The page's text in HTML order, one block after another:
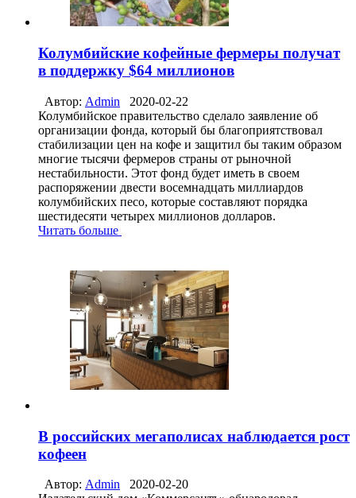
Колумбийские кофейные фермеры получат
в поддержку $64 миллионов
Автор: Admin
2020-02-22
Колумбийское правительство сделало заявление об
организации фонда, который бы благоприятствовал
стабилизации цен на кофе и защитил бы таким образом
многие тысячи фермеров страны от рыночной
нестабильности. Этот фонд будет иметь в своем
распоряжении двести восемнадцать миллиардов
колумбийских песо, которые составляют порядка
шестидесяти четырех миллионов долларов.
Читать больше
В российских мегаполисах наблюдается рост
кофеен
Автор: Admin
2020-02-20